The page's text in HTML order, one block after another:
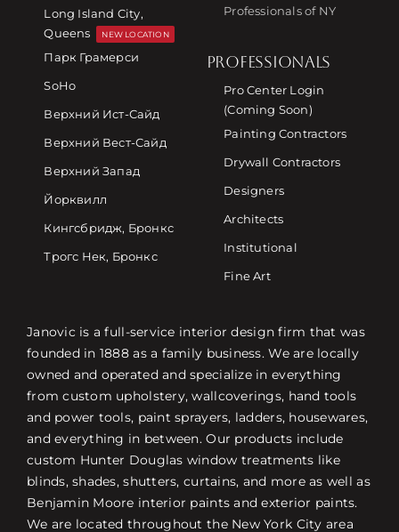
Long Island City,
Queens
NEW LOCATION
Парк Грамерси
SoHo
Верхний Ист-Сайд
Верхний Вест-Сайд
Верхний Запад
Йорквилл
Кингсбридж, Бронкс
Трогс Нек, Бронкс
Professionals of NY
PROFESSIONALS
Pro Center Login
(Coming Soon)
Painting Contractors
Drywall Contractors
Designers
Architects
Institutional
Fine Art
Janovic is a full-service interior design firm that was
founded in 1888 as a family business. We are locally
owned and operated and specialize in everything
from custom upholstery, wallcoverings, hand tools
and power tools, paint sprayers, ladders, housewares,
and everything in between. Our products include
custom Hunter Douglas window treatments like
blinds, shades, shutters, curtains, and more as well as
Benjamin Moore interior paints and exterior paints.
We are located throughout the New York City area